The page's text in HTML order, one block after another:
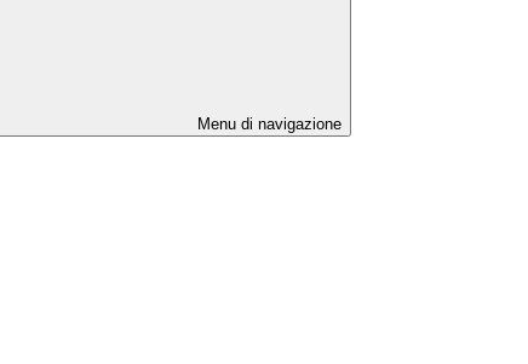
Menu di navigazione